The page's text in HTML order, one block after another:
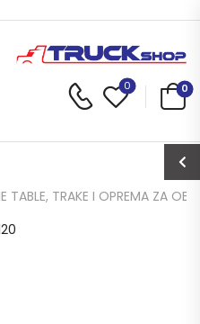
0 0
TABLE, TRAKE I OPREMA ZA